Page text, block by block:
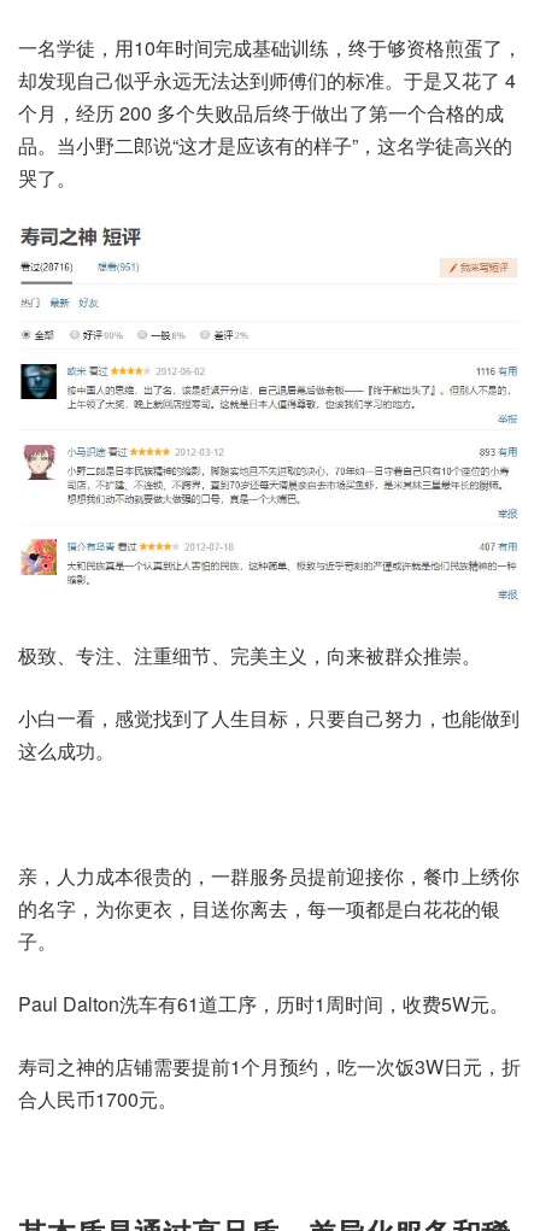
一名学徒，用10年时间完成基础训练，终于够资格煎蛋了，
却发现自己似乎永远无法达到师傅们的标准。于是又花了 4
个月，经历 200 多个失败品后终于做出了第一个合格的成
品。当小野二郎说“这才是应该有的样子”，这名学徒高兴的
哭了。
极致、专注、注重细节、完美主义，向来被群众推崇。
小白一看，感觉找到了人生目标，只要自己努力，也能做到
这么成功。
亲，人力成本很贵的，一群服务员提前迎接你，餐巾上绣你
的名字，为你更衣，目送你离去，每一项都是白花花的银
子。
Paul Dalton洗车有61道工序，历时1周时间，收费5W元。
寿司之神的店铺需要提前1个月预约，吃一次饭3W日元，折
合人民币1700元。